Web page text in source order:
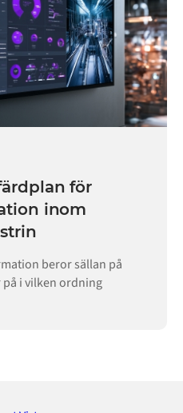
för
inom
beror sällan på
i vilken ordning